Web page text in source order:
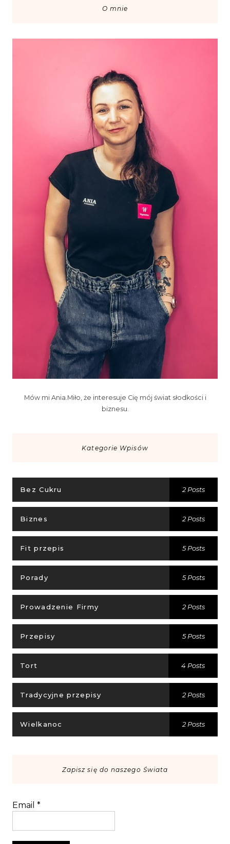
O mnie
Mów mi Ania.Miło, że interesuje Cię mój świat słodkości i
biznesu.
Kategorie Wpisów
Bez Cukru 2 Posts
Biznes 2 Posts
Fit przepis 5 Posts
Porady 5 Posts
Prowadzenie Firmy 2 Posts
Przepisy 5 Posts
Tort 4 Posts
Tradycyjne przepisy 2 Posts
Wielkanoc 2 Posts
Zapisz się do naszego Świata
Email *